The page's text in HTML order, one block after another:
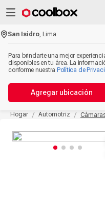
San Isidro ,Lima
Para brindarte una mejor
disponibles en tu área. La
conforme nuestra Política de
Agregar ubicación
Hogar Automotriz